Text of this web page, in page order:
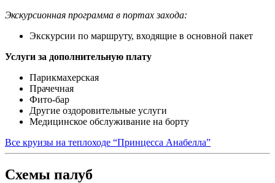
Экскурсионная программа в портах захода:
Экскурсии по маршруту, входящие в основной пакет
Услуги за дополнительную плату
Парикмахерская
Прачечная
Фито-бар
Другие оздоровительные услуги
Медицинское обслуживание на борту
Все круизы на теплоходе “Принцесса Анабелла”
Схемы палуб